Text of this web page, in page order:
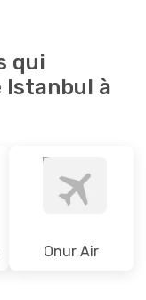
qui
Istanbul à
Onur Air